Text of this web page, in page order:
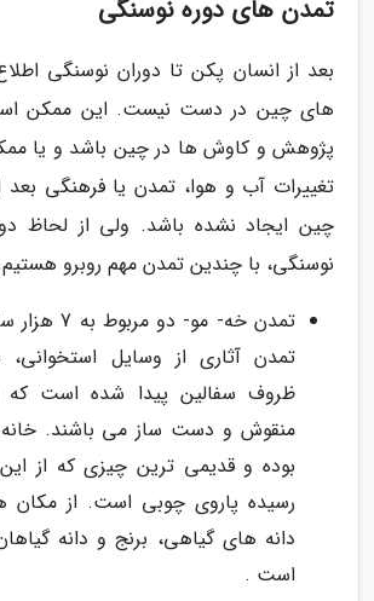
تمدن های دوره نوسنگی
بعد از انسان پکن تا دوران نوسنگی
های چین در دست نیست. این ممکن
پژوهش و کاوش ها در چین باشد و یا
تغییرات آب و هوا، تمدن یا فرهنگی بعد
چین ایجاد نشده باشد. ولی از لحاظ
نوسنگی، با چندین تمدن مهم روبرو
تمدن خه- مو-
تمدن آثاری از وسایل
ظروف سفالین پیدا شده است
منقوش و دست ساز می باشند. خانه
بوده و قدیمی ترین چیزی که از
رسیده پاروی چوبی است. از
دانه های گیاهی، برنج و دانه
است .